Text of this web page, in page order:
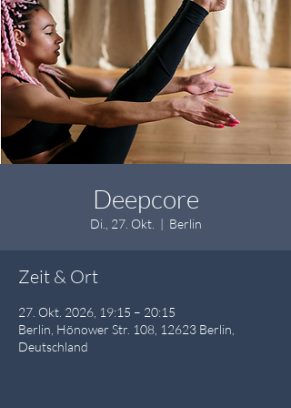
Deepcore
Di., 27. Okt.
  |
Berlin
Zeit & Ort
27. Okt. 2026, 19:15 – 20:15
Berlin, Hönower Str. 108, 12623 Berlin,
Deutschland